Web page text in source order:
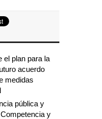
el plan para la
acuerdo
medidas
pública y
y